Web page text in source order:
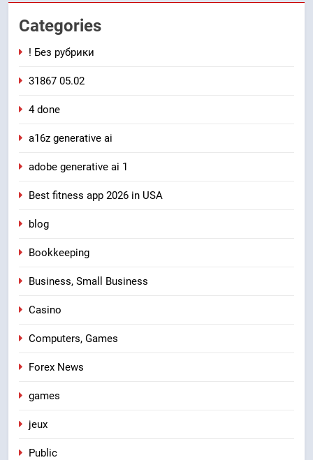
Categories
! Без рубрики
31867 05.02
4 done
a16z generative ai
adobe generative ai 1
Best fitness app 2026 in USA
blog
Bookkeeping
Business, Small Business
Casino
Computers, Games
Forex News
games
jeux
Public